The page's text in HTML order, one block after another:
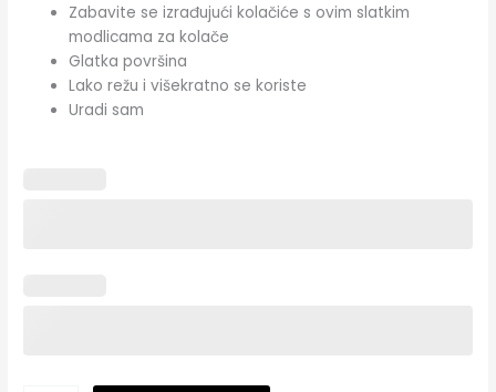
Zabavite se izrađujući kolačiće s ovim slatkim
modlicama za kolače
Glatka površina
Lako režu i višekratno se koriste
Uradi sam